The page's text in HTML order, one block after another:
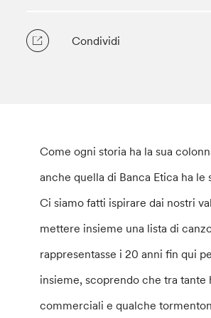
Condividi
Come ogni storia ha la sua
anche quella di Banca Etica ha
Ci siamo fatti ispirare dai nostri
mettere insieme una lista di
rappresentasse i 20 anni fin qui
insieme, scoprendo che tra tante
commerciali e qualche